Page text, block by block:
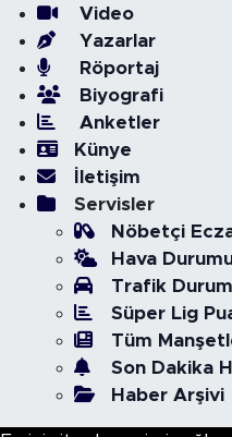
Video
Yazarlar
Röportaj
Biyografi
Anketler
Künye
İletişim
Servisler
Nöbetçi
Hava
Trafik
Süper Lig
Tüm
Son Dakika
Haber Arşivi